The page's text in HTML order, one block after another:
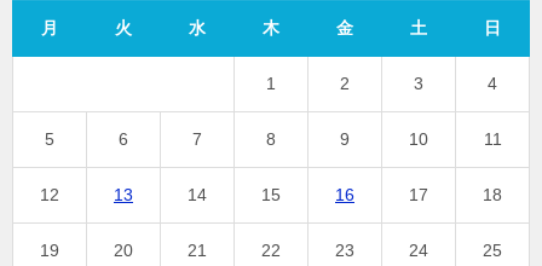
月 火 水 木 金 土 日
1 2 3 4
5 6 7 8 9 10 11
12 13 14 15 16 17 18
19 20 21 22 23 24 25